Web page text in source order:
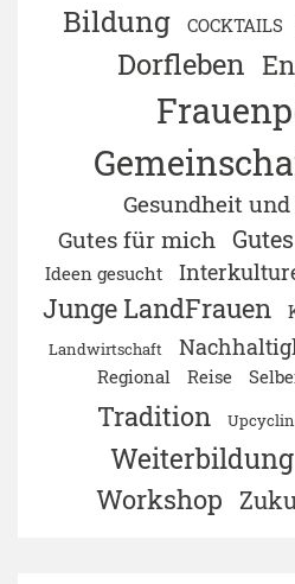
Bildung COCKTAILS
Dorfleben
Gesundheit
Gutes für mich
Ideen gesucht
Junge LandFrauen
Landwirtschaft
Regional Reise
Tradition
Weiterbildung
Workshop